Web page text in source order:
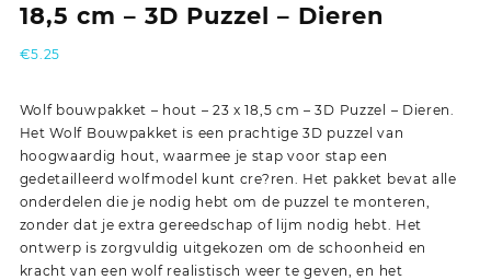
18,5 cm – 3D Puzzel – Dieren
€5.25
Wolf bouwpakket – hout – 23 x 18,5 cm – 3D Puzzel – Dieren.
Het Wolf Bouwpakket is een prachtige 3D puzzel van
hoogwaardig hout, waarmee je stap voor stap een
gedetailleerd wolfmodel kunt cre?ren. Het pakket bevat alle
onderdelen die je nodig hebt om de puzzel te monteren,
zonder dat je extra gereedschap of lijm nodig hebt. Het
ontwerp is zorgvuldig uitgekozen om de schoonheid en
kracht van een wolf realistisch weer te geven, en het